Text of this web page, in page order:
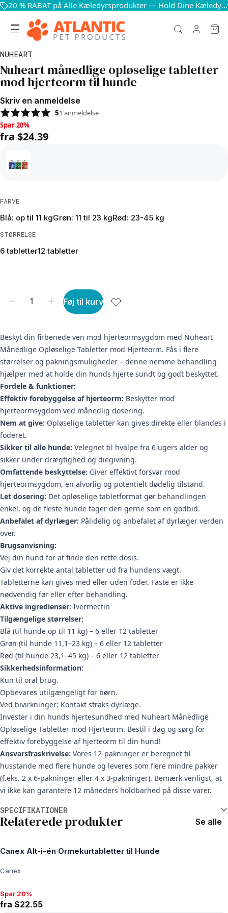
20 % RABAT på Alle Kæledyrsprodukter — Hold Dine Kæledyr Glade og Sunde
NUHEART
Nuheart månedlige opløselige tabletter
mod hjerteorm til hunde
Skriv en anmeldelse
51 anmeldelse
Spar 20%, fra $24.39
Spar 20%
fra $24.39
FARVE
Blå: op til 11 kgGrøn: 11 til 23 kgRød: 23-45 kg
STØRRELSE
6 tabletter12 tabletter
Føj til kurv
Beskyt din firbenede ven mod hjerteormsygdom med Nuheart
Månedlige Opløselige Tabletter mod Hjerteorm. Fås i flere
størrelser og pakningsmuligheder – denne nemme behandling
hjælper med at holde din hunds hjerte sundt og godt beskyttet.
Fordele & funktioner:
Effektiv forebyggelse af hjerteorm: Beskytter mod
hjerteormsygdom ved månedlig dosering.
Nem at give: Opløselige tabletter kan gives direkte eller blandes i
foderet.
Sikker til alle hunde: Velegnet til hvalpe fra 6 ugers alder og
sikker under drægtighed og diegivning.
Omfattende beskyttelse: Giver effektivt forsvar mod
hjerteormsygdom, en alvorlig og potentielt dødelig tilstand.
Let dosering: Det opløselige tabletformat gør behandlingen
enkel, og de fleste hunde tager den gerne som en godbid.
Anbefalet af dyrlæger: Pålidelig og anbefalet af dyrlæger verden
over.
Brugsanvisning:
Vej din hund for at finde den rette dosis.
Giv det korrekte antal tabletter ud fra hundens vægt.
Tabletterne kan gives med eller uden foder. Faste er ikke
nødvendig før eller efter behandling.
Aktive ingredienser: Ivermectin
Tilgængelige størrelser:
Blå (til hunde op til 11 kg) – 6 eller 12 tabletter
Grøn (til hunde 11,1–23 kg) – 6 eller 12 tabletter
Rød (til hunde 23,1–45 kg) – 6 eller 12 tabletter
Sikkerhedsinformation:
Kun til oral brug.
Opbevares utilgængeligt for børn.
Ved bivirkninger: Kontakt straks dyrlæge.
Invester i din hunds hjertesundhed med Nuheart Månedlige
Opløselige Tabletter mod Hjerteorm. Bestil i dag og sørg for
effektiv forebyggelse af hjerteorm til din hund!
Ansvarsfraskrivelse: Vores 12-pakninger er beregnet til
husstande med flere hunde og leveres som flere mindre pakker
(f.eks. 2 x 6-pakninger eller 4 x 3-pakninger). Bemærk venligst, at
vi ikke kan garantere 12 måneders holdbarhed på disse varer.
SPECIFIKATIONER
Relaterede produkter Se alle
Canex Alt-i-én Ormekurtabletter til Hunde
Canex
Spar 20%, fra $22.55
Spar 20%
fra $22.55